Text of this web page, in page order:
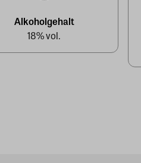
Alkoholgehalt
18% vol.